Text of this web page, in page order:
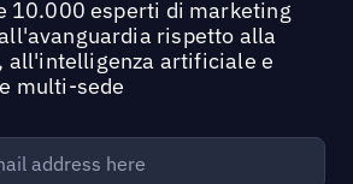
10.000 esperti di marketing
rispetto alla
all'intelligenza artificiale e
multi-sede